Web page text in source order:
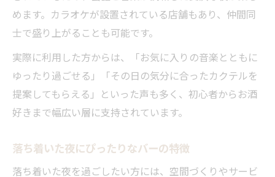
めます。カラオケが設置されている店舗もあり、仲間同
士で盛り上がることも可能です。
実際に利用した方からは、「お気に入りの音楽とともに
ゆったり過ごせる」「その日の気分に合ったカクテルを
提案してもらえる」といった声も多く、初心者からお酒
好きまで幅広い層に支持されています。
落ち着いた夜にぴったりなバーの特徴
落ち着いた夜を過ごしたい方には、空間づくりやサービ